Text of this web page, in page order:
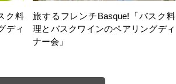
ク料
ディ
旅するフレンチBasque!「バスク料
理とバスクワインのペアリングディ
ナー会」